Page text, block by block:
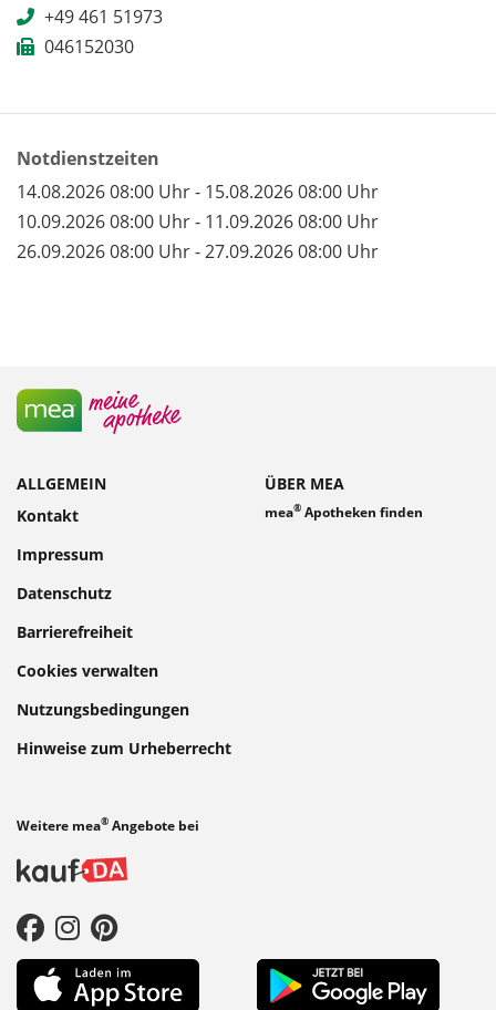
+49 461 51973
046152030
Notdienstzeiten
14.08.2026 08:00 Uhr - 15.08.2026 08:00 Uhr
10.09.2026 08:00 Uhr - 11.09.2026 08:00 Uhr
26.09.2026 08:00 Uhr - 27.09.2026 08:00 Uhr
ALLGEMEIN
Kontakt
Impressum
Datenschutz
Barrierefreiheit
Cookies verwalten
Nutzungsbedingungen
Hinweise zum Urheberrecht
ÜBER MEA
mea® Apotheken finden
Weitere mea® Angebote bei